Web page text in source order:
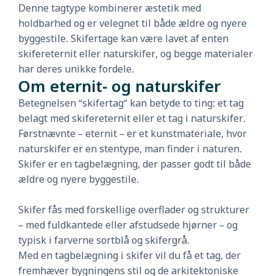
Denne tagtype kombinerer æstetik med
holdbarhed og er velegnet til både ældre og nyere
byggestile. Skifertage kan være lavet af enten
skifereternit eller naturskifer, og begge materialer
har deres unikke fordele.
Om eternit- og naturskifer
Betegnelsen “skifertag” kan betyde to ting: et tag
belagt med skifereternit eller et tag i naturskifer.
Førstnævnte – eternit – er et kunstmateriale, hvor
naturskifer er en stentype, man finder i naturen.
Skifer er en tagbelægning, der passer godt til både
ældre og nyere byggestile.
Skifer fås med forskellige overflader og strukturer
– med fuldkantede eller afstudsede hjørner – og
typisk i farverne sortblå og skifergrå.
Med en tagbelægning i skifer vil du få et tag, der
fremhæver bygningens stil og de arkitektoniske